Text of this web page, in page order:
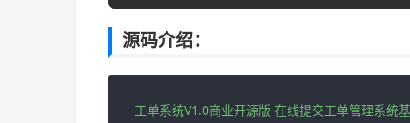
源码介绍：
工单系统V1.0商业开源版 在线提交工单管理系统